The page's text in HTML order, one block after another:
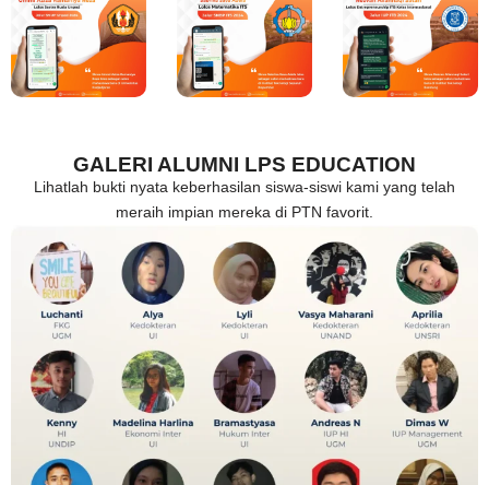
GALERI ALUMNI LPS EDUCATION
Lihatlah bukti nyata keberhasilan siswa-siswi kami yang telah
meraih impian mereka di PTN favorit.